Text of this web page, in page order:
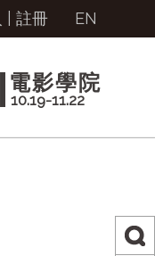
註冊 EN
電影學院
10.19-11.22